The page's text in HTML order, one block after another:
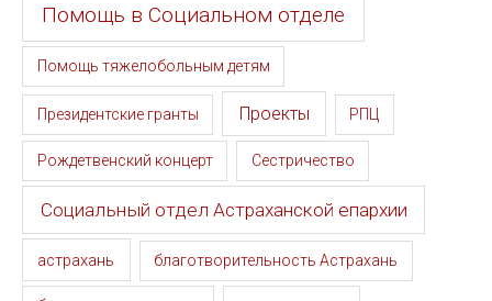
Помощь в Социальном отделе
Помощь тяжелобольным детям
Президентские гранты Проекты РПЦ
Рождетвенский концерт Сестричество
Социальный отдел Астраханской епархии
астрахань благотворительность Астрахань